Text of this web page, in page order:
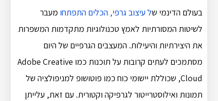
בעולם הדינמי של עיצוב גרפי, הכלים התפתחו מעבר
לשיטות המסורתיות לאמץ טכנולוגיות מתקדמות המשפרות
את היצירתיות והיעילות. המעצבים הגרפיים של היום
מסתמכים לעתים קרובות על תוכנות כמו Adobe Creative
Cloud, שכוללת יישומי כוח כמו פוטושופ למניפולציה של
תמונות ואילוסטרייטור לגרפיקה וקטורית. עם זאת, עלייתן